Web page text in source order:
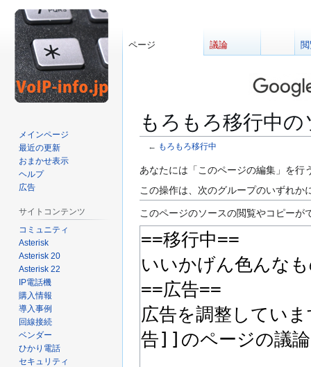
もろもろ移行中
← もろもろ移行中
ナ
ビ
ゲ
ー
ョ
ン
移
動
検
索
に
移
あなたには「このページの編集」を行
この操作は、次のグループのいずれか
このページのソースの閲覧やコピーが
ページ 議論
メインページ
最近の更新
おまかせ表示
ヘルプ
広告
サイトコンテンツ
コミュニティ
Asterisk
Asterisk 20
Asterisk 22
IP電話機
購入情報
導入事例
回線接続
ベンダー
ひかり電話
セキュリティ